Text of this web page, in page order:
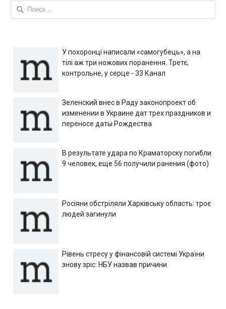
Найти:
У похоронці написали «самогубець», а на
тілі аж три ножових поранення. Третє,
контрольне, у серце - 33 Канал
Зеленский внес в Раду законопроект об
изменении в Украине дат трех праздников и
переносе даты Рождества
В результате удара по Краматорску погибли
9 человек, еще 56 получили ранения (фото)
Росіяни обстріляли Харківську область: троє
людей загинули
Рівень стресу у фінансовій системі України
знову зріс: НБУ назвав причини